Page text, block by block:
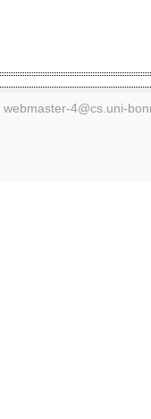
webmaster-4@cs.uni-